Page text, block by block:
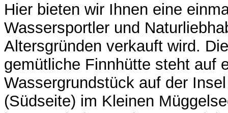
Hier bieten wir Ihnen eine
Wassersportler und
Altersgründen verkauft wird.
gemütliche Finnhütte steht auf
Wassergrundstück auf der
(Südseite) im Kleinen